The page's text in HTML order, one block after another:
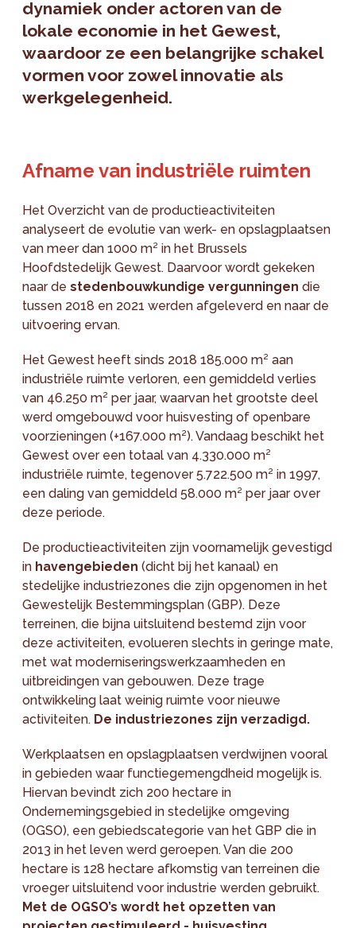
dynamiek onder actoren van de
lokale economie in het Gewest,
waardoor ze een belangrijke schakel
vormen voor zowel innovatie als
werkgelegenheid.
Afname van industriële ruimten
Het Overzicht van de productieactiviteiten
analyseert de evolutie van werk- en opslagplaatsen
van meer dan 1000 m² in het Brussels
Hoofdstedelijk Gewest. Daarvoor wordt gekeken
naar destedenbouwkundige vergunningen die
tussen 2018 en 2021 werden afgeleverd en naar de
uitvoering ervan.
Het Gewest heeft sinds 2018 185.000 m² aan
industriële ruimte verloren, een gemiddeld verlies
van 46.250 m² per jaar, waarvan het grootste deel
werd omgebouwd voor huisvesting of openbare
voorzieningen (+167.000 m²). Vandaag beschikt het
Gewest over een totaal van 4.330.000 m²
industriële ruimte, tegenover 5.722.500 m² in 1997,
een daling van gemiddeld 58.000 m² per jaar over
deze periode.
De productieactiviteiten zijn voornamelijk gevestigd
in havengebieden(dicht bij het kanaal) en
stedelijke industriezones die zijn opgenomen in het
Gewestelijk Bestemmingsplan (GBP). Deze
terreinen, die bijna uitsluitend bestemd zijn voor
deze activiteiten, evolueren slechts in geringe mate,
met wat moderniseringswerkzaamheden en
uitbreidingen van gebouwen. Deze trage
ontwikkeling laat weinig ruimte voor nieuwe
activiteiten. De industriezones zijn verzadigd.
Werkplaatsen en opslagplaatsen verdwijnen vooral
in gebieden waar functiegemengdheid mogelijk is.
Hiervan bevindt zich 200 hectare in
Ondernemingsgebied in stedelijke omgeving
(OGSO), een gebiedscategorie van het GBP die in
2013 in het leven werd geroepen. Van die 200
hectare is 128 hectare afkomstig van terreinen die
vroeger uitsluitend voor industrie werden gebruikt.
Met de OGSO’s wordt het opzetten van